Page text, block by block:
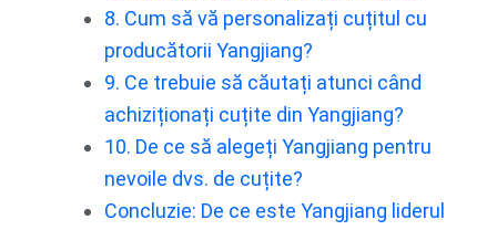
8. Cum să vă personalizați cuțitul cu
producătorii Yangjiang?
9. Ce trebuie să căutați atunci când
achiziționați cuțite din Yangjiang?
10. De ce să alegeți Yangjiang pentru
nevoile dvs. de cuțite?
Concluzie: De ce este Yangjiang liderul